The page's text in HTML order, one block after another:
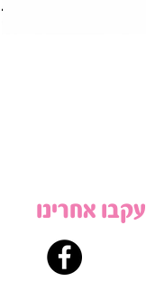
עקבו אחרינו